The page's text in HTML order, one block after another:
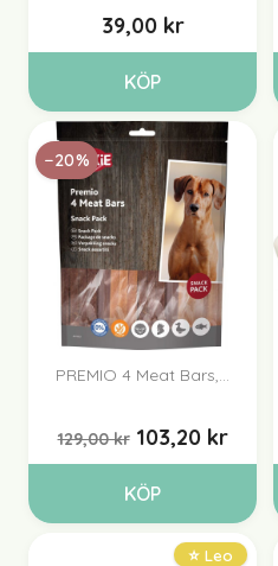
39,00 kr
KÖP
PREMIO 4 Meat Bars,...
129,00 kr 103,20 kr
KÖP
−20%
⭐ Leo